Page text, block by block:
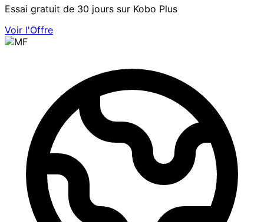
Essai gratuit de 30 jours sur Kobo Plus
Voir l'Offre